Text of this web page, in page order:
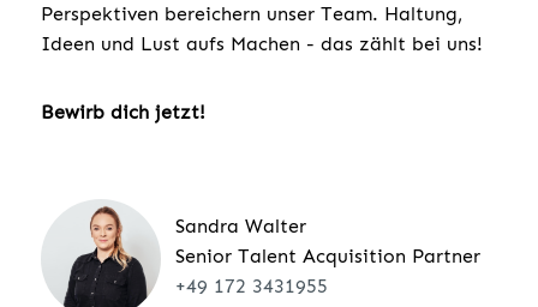
Perspektiven bereichern unser Team. Haltung,
Ideen und Lust aufs Machen - das zählt bei uns!
Bewirb dich jetzt!
Sandra Walter
Senior Talent Acquisition Partner
+49 172 3431955